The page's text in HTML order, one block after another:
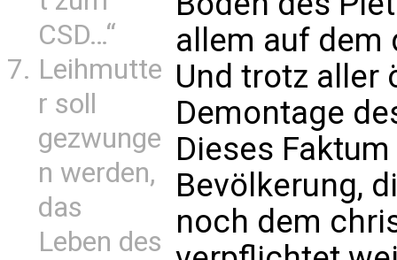
CSD…“
Leihmutte
r soll
gezwunge
n werden,
das
Leben des
allem auf dem
Und trotz aller
Demontage
Dieses
Bevölkerung,
noch dem